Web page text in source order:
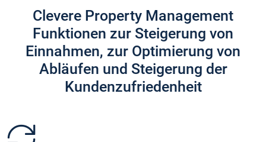
Clevere Property Management
Funktionen zur Steigerung von
Einnahmen, zur Optimierung von
Abläufen und Steigerung der
Kundenzufriedenheit